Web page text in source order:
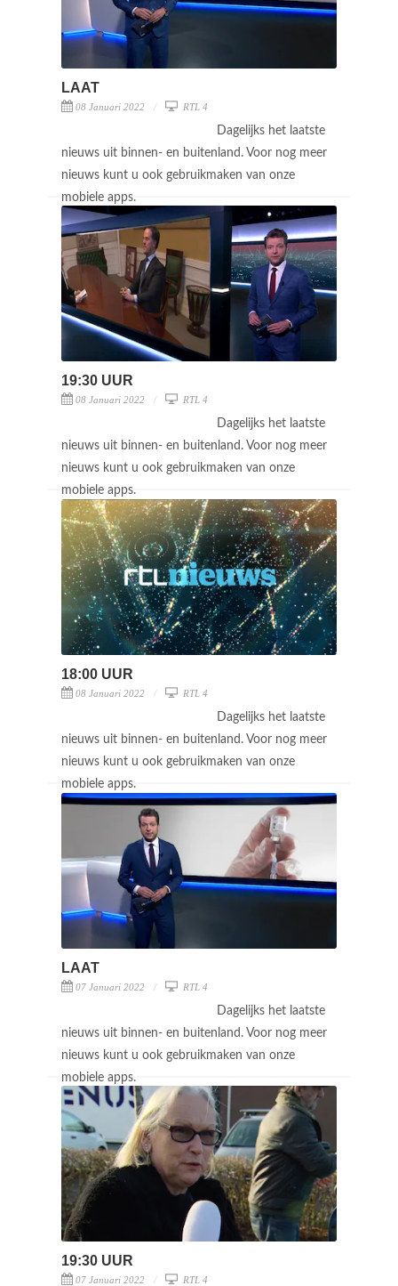
LAAT
08 Januari 2022 RTL 4
Dagelijks het laatste
nieuws uit binnen- en buitenland. Voor nog meer
nieuws kunt u ook gebruikmaken van onze
mobiele apps.
19:30 UUR
08 Januari 2022 RTL 4
Dagelijks het laatste
nieuws uit binnen- en buitenland. Voor nog meer
nieuws kunt u ook gebruikmaken van onze
mobiele apps.
18:00 UUR
08 Januari 2022 RTL 4
Dagelijks het laatste
nieuws uit binnen- en buitenland. Voor nog meer
nieuws kunt u ook gebruikmaken van onze
mobiele apps.
LAAT
07 Januari 2022 RTL 4
Dagelijks het laatste
nieuws uit binnen- en buitenland. Voor nog meer
nieuws kunt u ook gebruikmaken van onze
mobiele apps.
19:30 UUR
07 Januari 2022 RTL 4